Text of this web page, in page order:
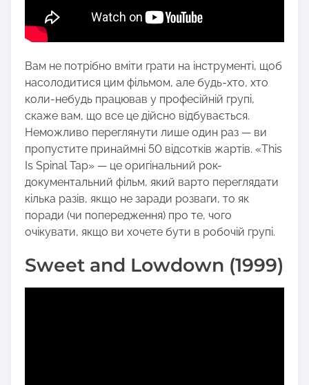
Вам не потрібно вміти грати на інструменті, щоб
насолодитися цим фільмом, але будь-хто, хто
коли-небудь працював у професійній групі,
скаже вам, що все це дійсно відбувається.
Неможливо переглянути лише один раз — ви
пропустите принаймні 50 відсотків жартів. «This
Is Spinal Tap» — це оригінальний рок-
документальний фільм, який варто переглядати
кілька разів, якщо не заради розваги, то як
поради (чи попередження) про те, чого
очікувати, якщо ви хочете бути в робочій групі.
Sweet and Lowdown (1999)